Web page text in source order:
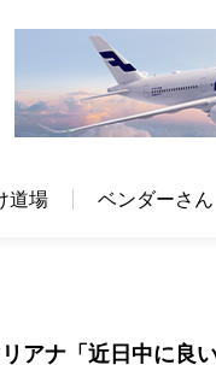
道場 ベンダーさん
アナ「近日中に良い